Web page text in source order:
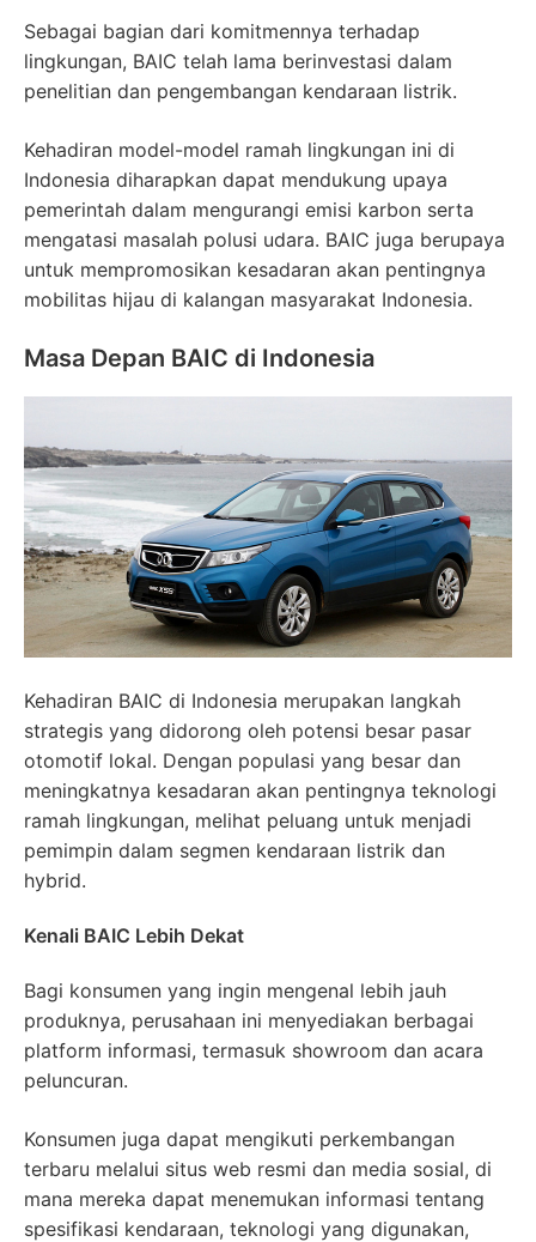
Sebagai bagian dari komitmennya terhadap
lingkungan, BAIC telah lama berinvestasi dalam
penelitian dan pengembangan kendaraan listrik.
Kehadiran model-model ramah lingkungan ini di
Indonesia diharapkan dapat mendukung upaya
pemerintah dalam mengurangi emisi karbon serta
mengatasi masalah polusi udara. BAIC juga berupaya
untuk mempromosikan kesadaran akan pentingnya
mobilitas hijau di kalangan masyarakat Indonesia.
Masa Depan BAIC di Indonesia
Kehadiran BAIC di Indonesia merupakan langkah
strategis yang didorong oleh potensi besar pasar
otomotif lokal. Dengan populasi yang besar dan
meningkatnya kesadaran akan pentingnya teknologi
ramah lingkungan, melihat peluang untuk menjadi
pemimpin dalam segmen kendaraan listrik dan
hybrid.
Kenali BAIC Lebih Dekat
Bagi konsumen yang ingin mengenal lebih jauh
produknya, perusahaan ini menyediakan berbagai
platform informasi, termasuk showroom dan acara
peluncuran.
Konsumen juga dapat mengikuti perkembangan
terbaru melalui situs web resmi dan media sosial, di
mana mereka dapat menemukan informasi tentang
spesifikasi kendaraan, teknologi yang digunakan,